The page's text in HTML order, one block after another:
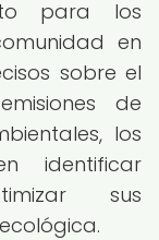
para los
en
sobre el
de
los
identificar
sus